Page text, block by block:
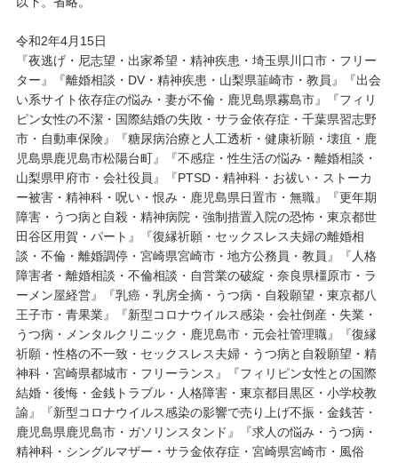
令和2年4月15日
『夜逃げ・尼志望・出家希望・精神疾患・埼玉県川口市・フリー
ター』『離婚相談・DV・精神疾患・山梨県韮崎市・教員』『出会
い系サイト依存症の悩み・妻が不倫・鹿児島県霧島市』『フィリ
ピン女性の不潔・国際結婚の失敗・サラ金依存症・千葉県習志野
市・自動車保険』『糖尿病治療と人工透析・健康祈願・壊疽・鹿
児島県鹿児島市松陽台町』『不感症・性生活の悩み・離婚相談・
山梨県甲府市・会社役員』『PTSD・精神科・お祓い・ストーカ
ー被害・精神科・呪い・恨み・鹿児島県日置市・無職』『更年期
障害・うつ病と自殺・精神病院・強制措置入院の恐怖・東京都世
田谷区用賀・パート』『復縁祈願・セックスレス夫婦の離婚相
談・不倫・離婚調停・宮崎県宮崎市・地方公務員・教員』『人格
障害者・離婚相談・不倫相談・自営業の破綻・奈良県橿原市・ラ
ーメン屋経営』『乳癌・乳房全摘・うつ病・自殺願望・東京都八
王子市・青果業』『新型コロナウイルス感染・会社倒産・失業・
うつ病・メンタルクリニック・鹿児島市・元会社管理職』『復縁
祈願・性格の不一致・セックスレス夫婦・うつ病と自殺願望・精
神科・宮崎県都城市・フリーランス』『フィリピン女性との国際
結婚・後悔・金銭トラブル・人格障害・東京都目黒区・小学校教
諭』『新型コロナウイルス感染の影響で売り上げ不振・金銭苦・
鹿児島県鹿児島市・ガソリンスタンド』『求人の悩み・うつ病・
精神科・シングルマザー・サラ金依存症・宮崎県宮崎市・風俗